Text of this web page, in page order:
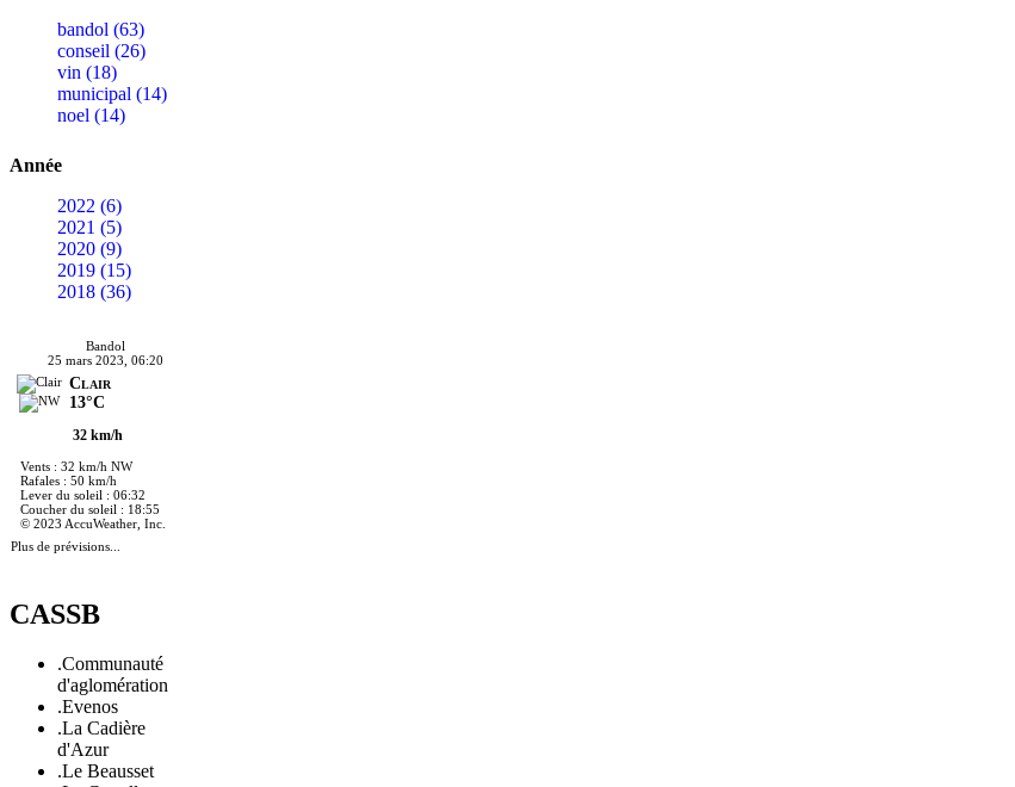
bandol (63)
conseil (26)
vin (18)
municipal (14)
noel (14)
Année
2022 (6)
2021 (5)
2020 (9)
2019 (15)
2018 (36)
Bandol
25 mars 2023, 06:20
Clair
13°C
32 km/h
Vents : 32 km/h NW
Rafales : 50 km/h
Lever du soleil : 06:32
Coucher du soleil : 18:55
© 2023 AccuWeather, Inc.
Plus de prévisions...
CASSB
.Communauté
d'aglomération
.Evenos
.La Cadière
d'Azur
.Le Beausset